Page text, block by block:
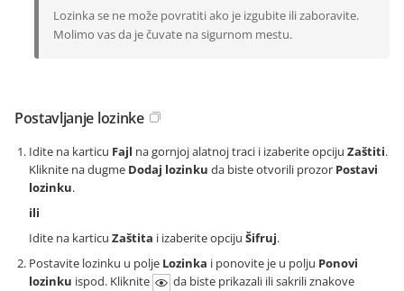
Lozinka se ne može povratiti ako je izgubite ili zaboravite.
Molimo vas da je čuvate na sigurnom mestu.
Postavljanje lozinke
Idite na karticu Fajl na gornjoj alatnoj traci i izaberite opciju Zaštiti.
Kliknite na dugme Dodaj lozinku da biste otvorili prozor Postavi
lozinku.
ili
Idite na karticu Zaštita i izaberite opciju Šifruj.
Postavite lozinku u polje Lozinka i ponovite je u polju Ponovi
lozinku ispod. Kliknite
da biste prikazali ili sakrili znakove